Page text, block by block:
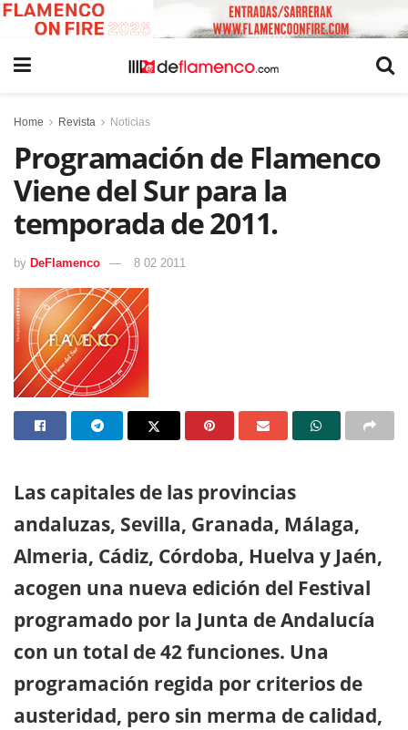
Home Revista Noticias
Programación de Flamenco
Viene del Sur para la
temporada de 2011.
by DeFlamenco 8 02 2011
Las capitales de las provincias
andaluzas, Sevilla, Granada, Málaga,
Almeria, Cádiz, Córdoba, Huelva y Jaén,
acogen una nueva edición del Festival
programado por la Junta de Andalucía
con un total de 42 funciones. Una
programación regida por criterios de
austeridad, pero sin merma de calidad,